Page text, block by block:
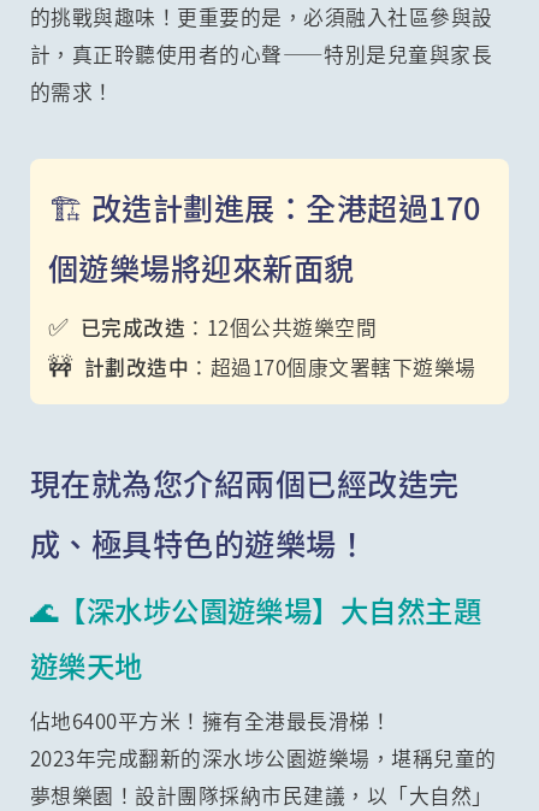
的挑戰與趣味！更重要的是，必須融入社區參與設
計，真正聆聽使用者的心聲——特別是兒童與家長
的需求！
🏗️ 改造計劃進展：全港超過170
個遊樂場將迎來新面貌
✅ 已完成改造 ：12個公共遊樂空間
🚧 計劃改造中 ：超過170個康文署轄下遊樂場
現在就為您介紹兩個已經改造完
成、極具特色的遊樂場！
🌊【深水埗公園遊樂場】大自然主題
遊樂天地
佔地6400平方米！擁有全港最長滑梯！
2023年完成翻新的深水埗公園遊樂場，堪稱兒童的
夢想樂園！設計團隊採納市民建議，以「大自然」